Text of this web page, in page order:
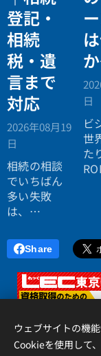
登記・
相続
税・遺
言まで
対応
2026年08月19
日
相続の相談
でいちばん
多い失敗
は、
行ったら登
記の話がで
きず、司法
書士に行っ
たら税金が
い」ことで
す。
日
ビ
世
た
広
ま
Share
ウェブサイトの機
Cookieを使用して